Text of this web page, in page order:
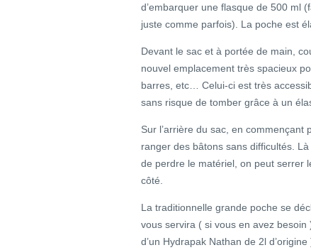
d’embarquer une flasque de 500 ml
juste comme parfois). La poche est
Devant le sac et à portée de main,
nouvel emplacement très spacieux
barres, etc… Celui-ci est très
sans risque de tomber grâce à un
Sur l’arrière du sac, en
ranger des bâtons sans difficultés.
de perdre le matériel, on peut serrer
côté.
La traditionnelle grande poche se
vous servira ( si vous en avez
d’un Hydrapak Nathan de 2l d’origine